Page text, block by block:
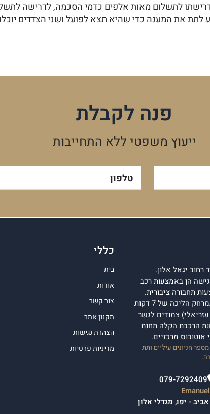
מדרישתו לתשלום מאות אלפים כדמי הסכמה, לדרישה
את המענה כדי שהיא תצא לפועל ושני הצדדים
פנה לקבלת
ייעוץ משפטי ללא התחייבות
טלפון
יגאל אלון.
הן באמצעות רכב
תחבורה ציבורית.
מגדלי אלון נמצאים במרחק הליכה של 7 דקות
צמודים לגשר
הרכבת הקלה תחנת
אוטובוס מרכזיים.
חניונים עיליים ותת
079-7292409
94, תל אביב - יפו, מגדלי אלון
כללי
בית
אודות
צור קשר
תקנון אתר
הצהרת נגישות
מדיניות פרטיות